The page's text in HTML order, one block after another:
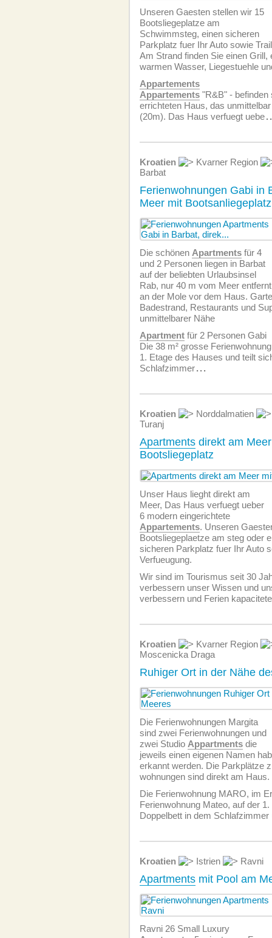
Unseren Gaesten stellen wir 15
Bootsliegeplatze am
Schwimmsteg, einen sicheren
Parkplatz fuer Ihr Auto sowie
Am Strand finden Sie einen Grill,
warmen Wasser, Liegestuehle
Appartements
Appartements "R&B" - befinden
errichteten Haus, das
(20m). Das Haus verfuegt uebe
Kroatien
Kvarner Region
Barbat
Ferienwohnungen Gabi in
Meer mit Bootsanliegeplatz
Die schönen Apartments für 4
und 2 Personen liegen in Barbat
auf der beliebten Urlaubsinsel
Rab, nur 40 m vom Meer
an der Mole vor dem Haus.
Badestrand, Restaurants und
unmittelbarer Nähe
Apartment für 2 Personen Gabi
Die 38 m² grosse
1. Etage des Hauses und teilt
Schlafzimmer...
Kroatien Norddalmatien
Turanj
Apartments direkt am
Bootsliegeplatz
Unser Haus lieght direkt am
Meer, Das Haus verfuegt ueber
6 modern eingerichtete
Appartements. Unseren
Bootsliegeplaetze am steg oder
sicheren Parkplatz fuer Ihr Auto
Verfueugung.
Wir sind im Tourismus seit 30
verbessern unser Wissen und
verbessern und Ferien
Kroatien
Kvarner Region
Moscenicka Draga
Ruhiger Ort in der Nähe
Die Ferien­wohnungen Margita
sind zwei Ferien­wohnungen und
zwei Studio Appartments die
jeweils einen eigenen Namen
erkannt werden. Die Parkplätze
wohnungen sind direkt am Haus.
Die Ferien­wohnung MARO, im
Ferien­wohnung Mateo, auf der
Doppelbett in dem Schlafzimmer
Kroatien Istrien Ravni
Apartments mit Pool am
Ravni 26 Small Luxury